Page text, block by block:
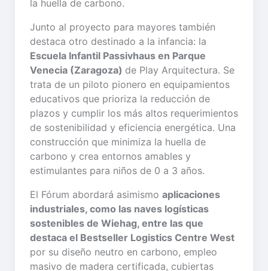
la huella de carbono.
Junto al proyecto para mayores también
destaca otro destinado a la infancia: la
Escuela Infantil Passivhaus en Parque
Venecia (Zaragoza) de Play Arquitectura. Se
trata de un piloto pionero en equipamientos
educativos que prioriza la reducción de
plazos y cumplir los más altos requerimientos
de sostenibilidad y eficiencia energética. Una
construcción que minimiza la huella de
carbono y crea entornos amables y
estimulantes para niños de 0 a 3 años.
El Fórum abordará asimismo aplicaciones
industriales, como las naves logísticas
sostenibles de Wiehag, entre las que
destaca el Bestseller Logistics Centre West
por su diseño neutro en carbono, empleo
masivo de madera certificada, cubiertas